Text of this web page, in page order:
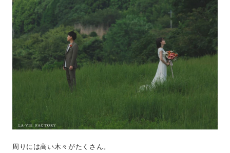
周りには高い木々がたくさん。